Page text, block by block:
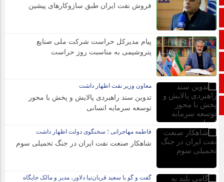
تالار گفتمان
اپلیکیشن سایت
ایتا
آپارات
ورود
فروش نفت ایران طبق سازوکارهای پیشین
پیام مدیرکل حراست شرکت ملی صنایع
پتروشیمی به مناسبت روز حراست
معاون وزیر نفت اظهار داشت
تدوین سند راهبردی پالایش و پخش با محور
توسعه سرمایه انسانی
فاطمه مهاجرانی ؛ سخنگوی دولت اظهار داشت
شاهکار صنعت نفت ایران در جنگ تحمیلی سوم
گفت و گو با سعید قربان‌نیا دلاور، مدیر و مالک جایگاه